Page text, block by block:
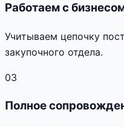
Работаем с
Учитываем цепочку
закупочного отдела.
03
Полное